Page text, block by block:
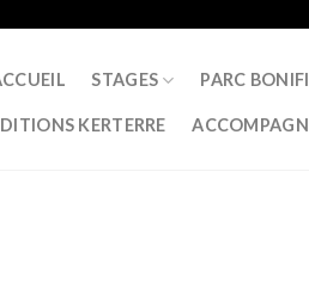
STAGES PARC
KERTERRE